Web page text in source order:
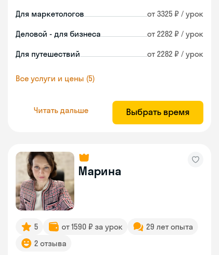
Для маркетологов от 3325 ₽ / урок
Деловой - для бизнеса от 2282 ₽ / урок
Для путешествий от 2282 ₽ / урок
Все услуги и цены (5)
Читать дальше Выбрать время
Марина
5 от 1590 ₽ за урок
29 лет опыта
2 отзыва